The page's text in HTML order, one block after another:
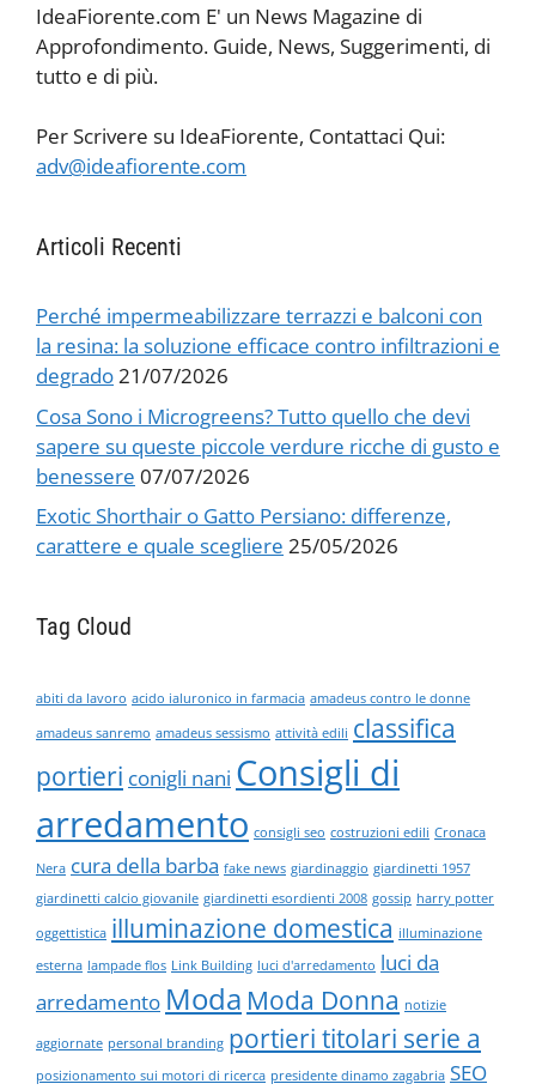
IdeaFiorente.com E' un News Magazine di
Approfondimento. Guide, News, Suggerimenti, di
tutto e di più.
Per Scrivere su IdeaFiorente, Contattaci Qui:
adv@ideafiorente.com
Articoli Recenti
Perché impermeabilizzare terrazzi e balconi con
la resina: la soluzione efficace contro infiltrazioni e
degrado21/07/2026
Cosa Sono i Microgreens? Tutto quello che devi
sapere su queste piccole verdure ricche di gusto e
benessere 07/07/2026
Exotic Shorthair o Gatto Persiano: differenze,
carattere e quale scegliere 25/05/2026
Tag Cloud
abiti da lavoro acido ialuronico in farmacia amadeus contro le donne
amadeus sanremo amadeus sessismo attività edili classifica
portieri conigli nani Consigli di
arredamento consigli seo costruzioni edili Cronaca
Nera cura della barba fake news giardinaggio giardinetti 1957
giardinetti calcio giovanile giardinetti esordienti 2008 gossip harry potter
oggettistica illuminazione domestica illuminazione
esterna lampade flos Link Building luci d'arredamento luci da
arredamento Moda Moda Donna notizie
aggiornate personal branding portieri titolari serie a
posizionamento sui motori di ricerca presidente dinamo zagabria SEO